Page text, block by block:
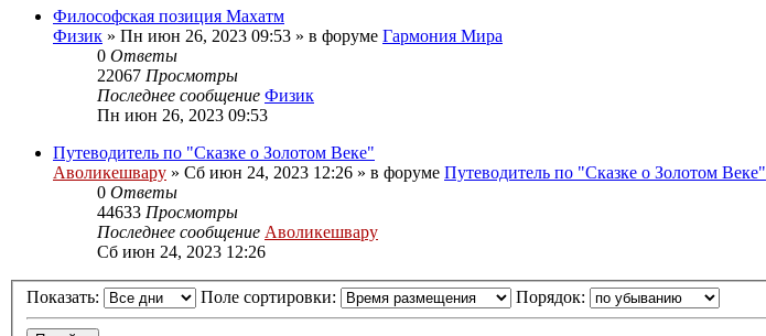
Философская позиция Махатм
Физик » Пн июн 26, 2023 09:53 » в форуме Гармония Мира
0 Ответы
22067 Просмотры
Последнее сообщение Физик
Пн июн 26, 2023 09:53
Путеводитель по "Сказке о Золотом Веке"
Аволикешвару » Сб июн 24, 2023 12:26 » в форуме Путеводитель по "Сказке о Золотом Веке"
0 Ответы
44633 Просмотры
Последнее сообщение Аволикешвару
Сб июн 24, 2023 12:26
Показать: Поле сортировки: Порядок: